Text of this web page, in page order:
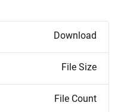
Download
File Size
File Count